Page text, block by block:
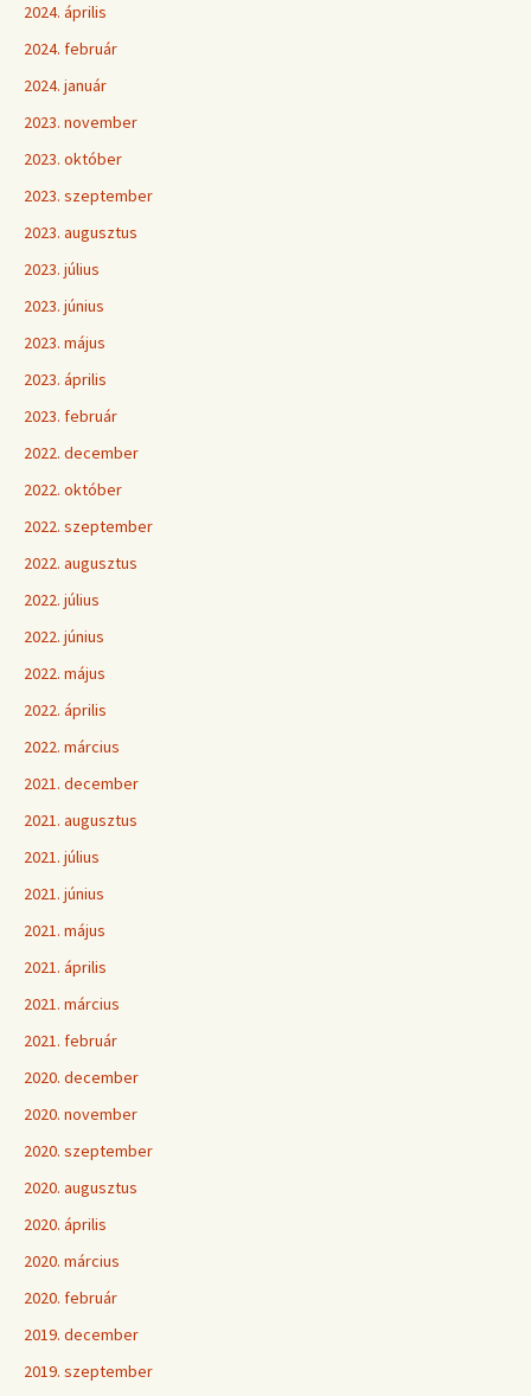
2024. április
2024. február
2024. január
2023. november
2023. október
2023. szeptember
2023. augusztus
2023. július
2023. június
2023. május
2023. április
2023. február
2022. december
2022. október
2022. szeptember
2022. augusztus
2022. július
2022. június
2022. május
2022. április
2022. március
2021. december
2021. augusztus
2021. július
2021. június
2021. május
2021. április
2021. március
2021. február
2020. december
2020. november
2020. szeptember
2020. augusztus
2020. április
2020. március
2020. február
2019. december
2019. szeptember